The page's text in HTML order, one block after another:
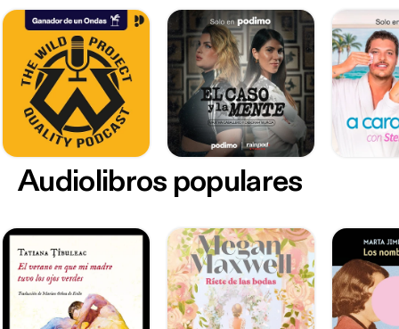
Audiolibros populares